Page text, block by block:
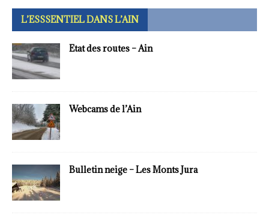
L’ESSSENTIEL DANS L’AIN
Etat des routes – Ain
Webcams de l’Ain
Bulletin neige – Les Monts Jura